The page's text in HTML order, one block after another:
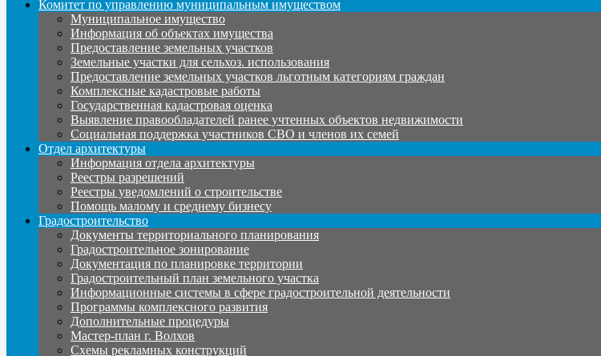
Комитет по управлению муниципальным имуществом
Муниципальное имущество
Информация об объектах имущества
Предоставление земельных участков
Земельные участки для сельхоз. использования
Предоставление земельных участков льготным категориям граждан
Комплексные кадастровые работы
Государственная кадастровая оценка
Выявление правообладателей ранее учтенных объектов недвижимости
Социальная поддержка участников СВО и членов их семей
Отдел архитектуры
Информация отдела архитектуры
Реестры разрешений
Реестры уведомлений о строительстве
Помощь малому и среднему бизнесу
Градостроительство
Документы территориального планирования
Градостроительное зонирование
Документация по планировке территории
Градостроительный план земельного участка
Информационные системы в сфере градостроительной деятельности
Программы комплексного развития
Дополнительные процедуры
Мастер-план г. Волхов
Схемы рекламных конструкций